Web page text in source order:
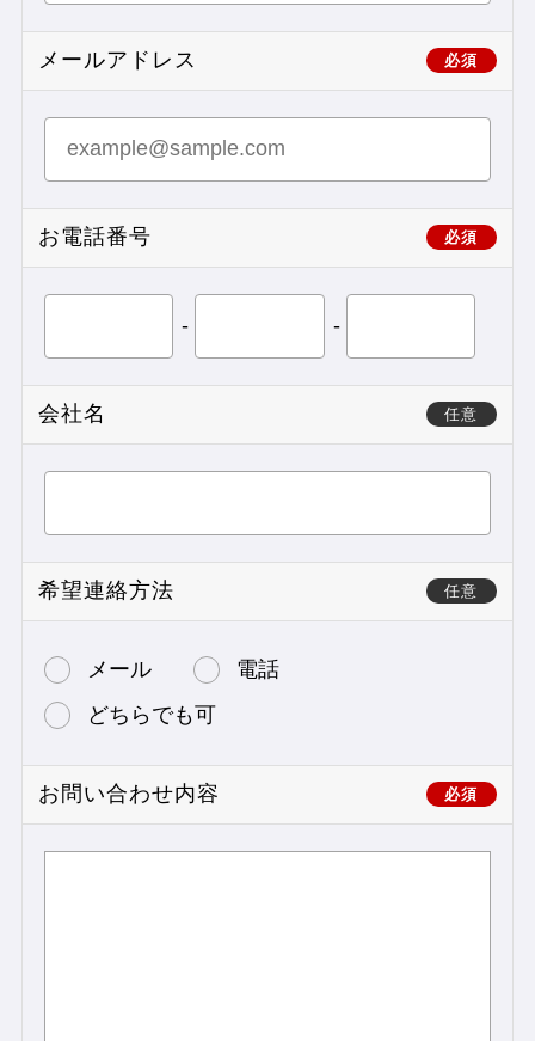
必須
メールアドレス
必須
お電話番号
- -
任意
会社名
任意
希望連絡方法
メール
電話
どちらでも可
必須
お問い合わせ内容